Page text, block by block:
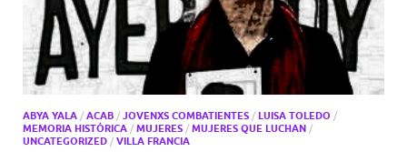
ABYA YALA / ACAB / JOVENXS COMBATIENTES / LUISA TOLEDO /
MEMORIA HISTÓRICA / MUJERES / MUJERES QUE LUCHAN /
UNCATEGORIZED / VILLA FRANCIA